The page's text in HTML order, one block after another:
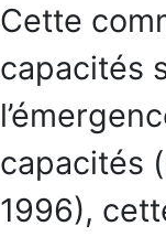
Cette
capacités
capacités
1996),